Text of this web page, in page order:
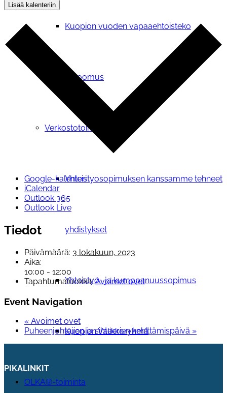
Kuopion vuoden vapaaehtoisteko
Vetoomus
Verkostotoiminta
Yhteistyosopimuksen kanssamme tehneet
yhdistykset
Yhteistyö- ja kumppanuussopimus
Kuopion Valikkoryhmä
OLKA®-toiminta
Lisää kalenteriin
Google-kalenteri
iCalendar
Outlook 365
Outlook Live
Tiedot
Päivämäärä: 3 lokakuun, 2023
Aika:
10:00 - 12:00
Tapahtumaluokka: Avoimet ovet
Event Navigation
« Avoimet ovet
Puheenjohtajien ja sihteerien kehittämispäivä »
PIKALINKIT